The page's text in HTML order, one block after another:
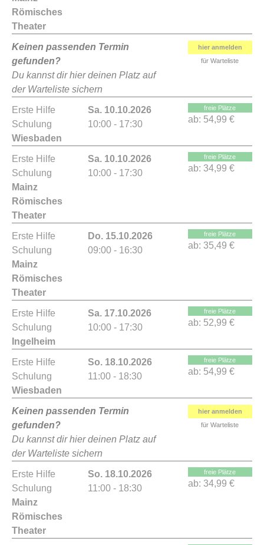
Römisches
Theater
Keinen passenden Termin
gefunden?
Du kannst dir hier deinen Platz auf
der Warteliste sichern
hier anmelden
für Warteliste
Erste Hilfe
Schulung
Wiesbaden
Sa. 10.10.2026
10:00 - 17:30
freie Plätze
ab: 54,99 €
Erste Hilfe
Schulung
Mainz
Römisches
Theater
Sa. 10.10.2026
10:00 - 17:30
freie Plätze
ab: 34,99 €
Erste Hilfe
Schulung
Mainz
Römisches
Theater
Do. 15.10.2026
09:00 - 16:30
freie Plätze
ab: 35,49 €
Erste Hilfe
Schulung
Ingelheim
Sa. 17.10.2026
10:00 - 17:30
freie Plätze
ab: 52,99 €
Erste Hilfe
Schulung
Wiesbaden
So. 18.10.2026
11:00 - 18:30
freie Plätze
ab: 54,99 €
Keinen passenden Termin
gefunden?
Du kannst dir hier deinen Platz auf
der Warteliste sichern
hier anmelden
für Warteliste
Erste Hilfe
Schulung
Mainz
Römisches
Theater
So. 18.10.2026
11:00 - 18:30
freie Plätze
ab: 34,99 €